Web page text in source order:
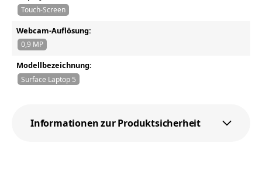
Touch-Screen
Webcam-Auflösung:
0,9 MP
Modellbezeichnung:
Surface Laptop 5
Informationen zur Produktsicherheit